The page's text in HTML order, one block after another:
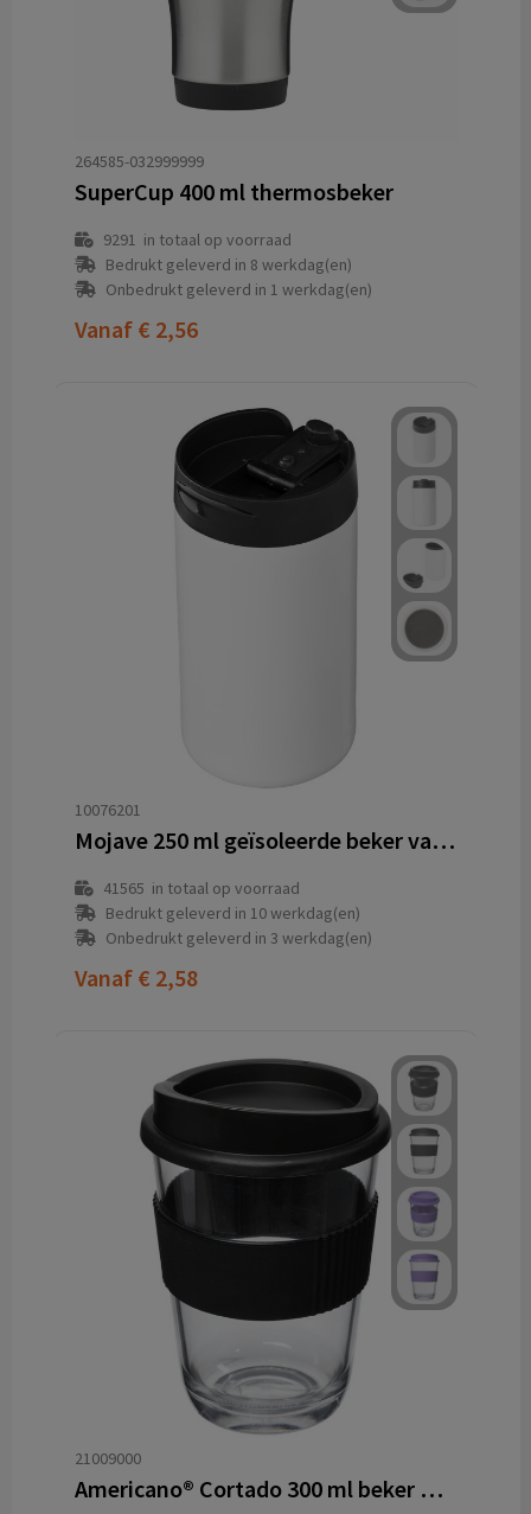
264585-032999999
SuperCup 400 ml thermosbeker
9291 in totaal op voorraad
Bedrukt geleverd in 8 werkdag(en)
Onbedrukt geleverd in 1 werkdag(en)
Vanaf € 2,56
10076201
Mojave 250 ml geïsoleerde beker van RCS-gecertificeerd gerecycled roestvrij staal
41565 in totaal op voorraad
Bedrukt geleverd in 10 werkdag(en)
Onbedrukt geleverd in 3 werkdag(en)
Vanaf € 2,58
21009000
Americano® Cortado 300 ml beker met grip